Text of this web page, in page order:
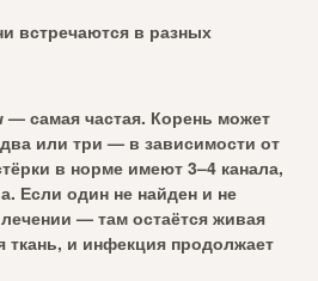
встречаются в разных
— самая частая. Корень может
или три — в зависимости от
в норме имеют 3–4 канала,
Если один не найден и не
— там остаётся живая
ткань, и инфекция продолжает